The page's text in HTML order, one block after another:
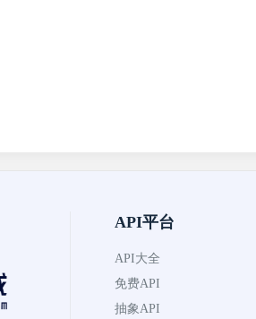
API平台
API大全
免费API
抽象API